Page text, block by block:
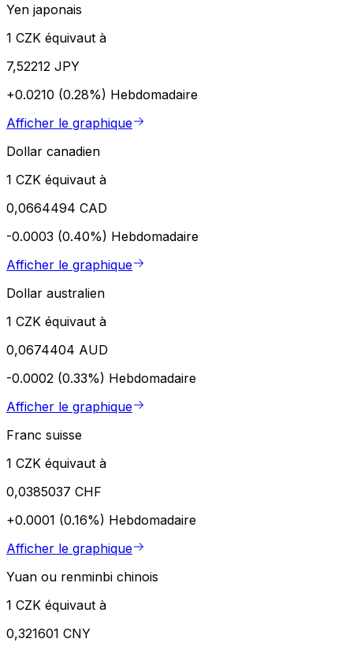
Yen japonais
1 CZK équivaut à
7,52212 JPY
+0.0210 (0.28%) Hebdomadaire
Afficher le graphique
Dollar canadien
1 CZK équivaut à
0,0664494 CAD
-0.0003 (0.40%) Hebdomadaire
Afficher le graphique
Dollar australien
1 CZK équivaut à
0,0674404 AUD
-0.0002 (0.33%) Hebdomadaire
Afficher le graphique
Franc suisse
1 CZK équivaut à
0,0385037 CHF
+0.0001 (0.16%) Hebdomadaire
Afficher le graphique
Yuan ou renminbi chinois
1 CZK équivaut à
0,321601 CNY